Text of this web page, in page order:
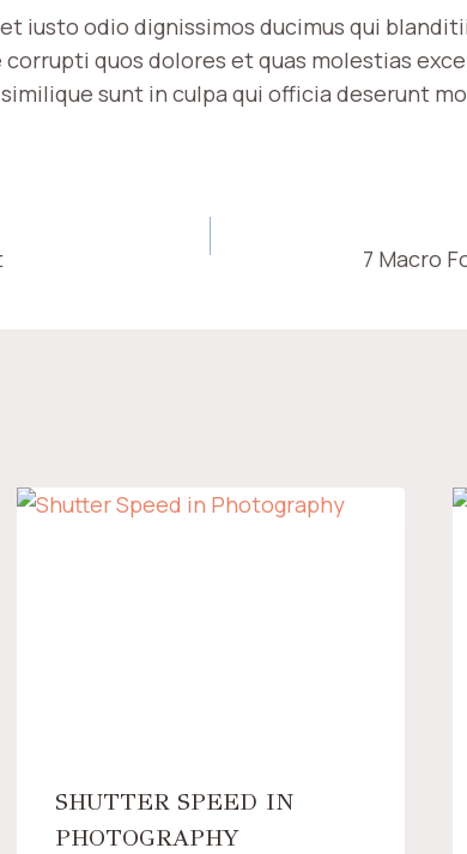
iusto odio dignissimos ducimus qui
quos dolores et quas molestias
sunt in culpa qui officia deserunt
7 Macro
SHUTTER SPEED IN
PHOTOGRAPHY